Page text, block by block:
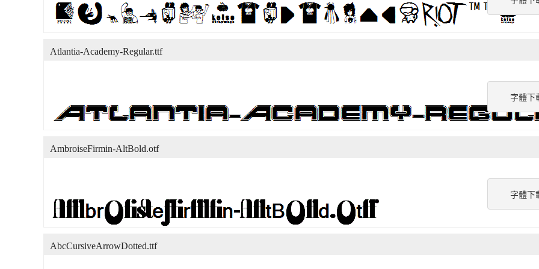
字體下
Atlantia-Academy-Regular.ttf
字體下
AmbroiseFirmin-AltBold.otf
AbcCursiveArrowDotted.ttf